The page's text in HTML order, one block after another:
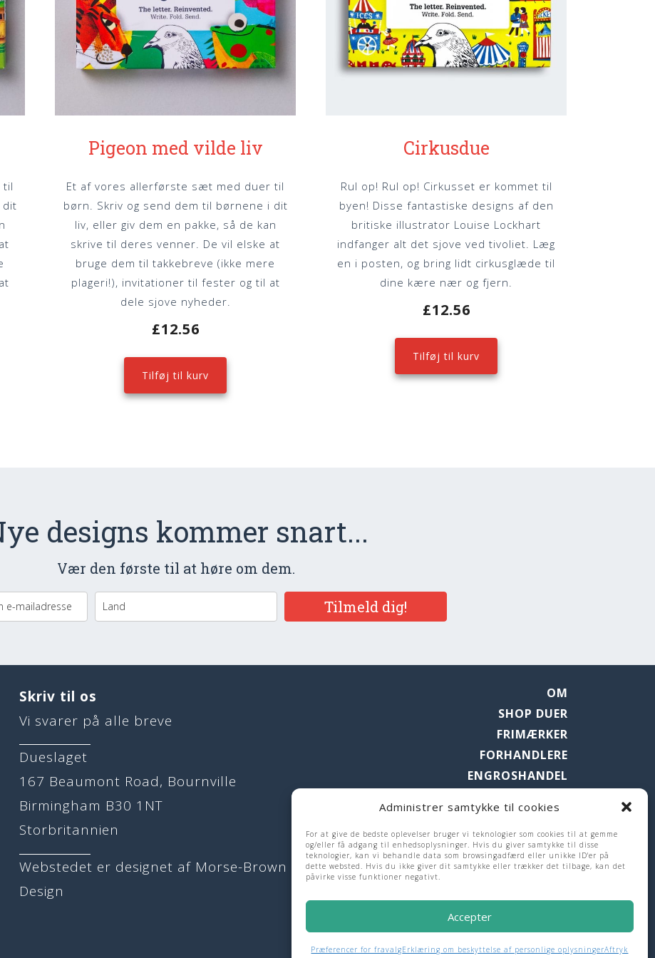
Administrer samtykke til cookies
For at give de bedste oplevelser bruger vi teknologier som cookies til at gemme
og/eller få adgang til enhedsoplysninger. Hvis du giver samtykke til disse
teknologier, kan vi behandle data som browsingadfærd eller unikke ID'er på
dette websted. Hvis du ikke giver dit samtykke eller trækker det tilbage, kan det
påvirke visse funktioner negativt.
Accepter
Præferencer for fravalgErklæring om beskyttelse af personlige oplysningerAftryk
til
dit
Pigeon med vilde liv
Et af vores allerførste sæt med duer til
børn. Skriv og send dem til børnene i dit
liv, eller giv dem en pakke, så de kan
skrive til deres venner. De vil elske at
bruge dem til takkebreve (ikke mere
plageri!), invitationer til fester og til at
dele sjove nyheder.
£12.56
Tilføj til kurv
Cirkusdue
Rul op! Rul op! Cirkusset er kommet til
byen! Disse fantastiske designs af den
britiske illustrator Louise Lockhart
indfanger alt det sjove ved tivoliet. Læg
en i posten, og bring lidt cirkusglæde til
dine kære nær og fjern.
£12.56
Tilføj til kurv
designs kommer snart...
Vær den første til at høre om dem.
Tilmeld dig!
Skriv til os
Vi svarer på alle breve
Dueslaget
167 Beaumont Road, Bournville
Birmingham B30 1NT
Storbritannien
Webstedet er designet af Morse-Brown
Design
OM
SHOP DUER
FRIMÆRKER
FORHANDLERE
ENGROSHANDEL
KONTAKT
COOKIE-POLITIK
ERKLÆRING OM BESKYTTELSE AF
PERSONLIGE OPLYSNINGER
ANSVARSFRASKRIVELSE